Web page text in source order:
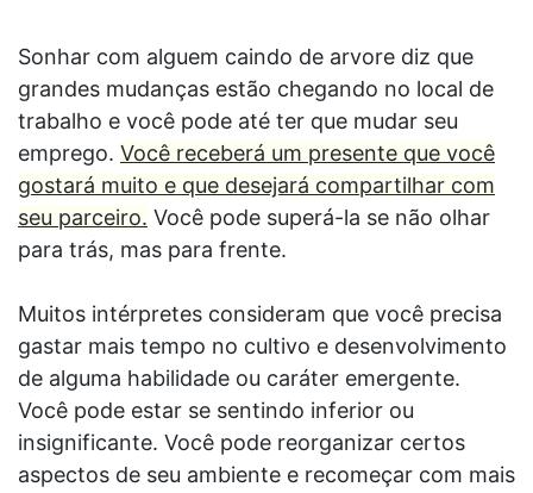
Sonhar com alguem caindo de arvore diz que
grandes mudanças estão chegando no local de
trabalho e você pode até ter que mudar seu
emprego. Você receberá um presente que você
gostará muito e que desejará compartilhar com
seu parceiro. Você pode superá-la se não olhar
para trás, mas para frente.
Muitos intérpretes consideram que você precisa
gastar mais tempo no cultivo e desenvolvimento
de alguma habilidade ou caráter emergente.
Você pode estar se sentindo inferior ou
insignificante. Você pode reorganizar certos
aspectos de seu ambiente e recomeçar com mais